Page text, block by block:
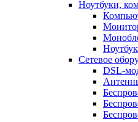
Ноутбуки,
Сетевое
DSL-